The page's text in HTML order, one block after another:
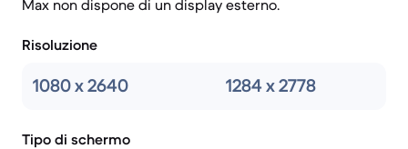
Max non dispone di un display esterno.
Risoluzione
1080 x 2640 1284 x 2778
Tipo di schermo